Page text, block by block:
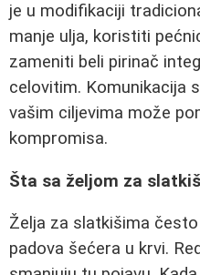
je u modifikaciji
manje ulja, koristiti
zameniti beli pirinač
celovitim. Komunikacija
vašim ciljevima može
kompromisa.
Šta sa željom za
Želja za slatkišima
padova šećera u krvi.